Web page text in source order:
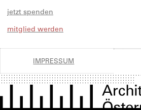
jetzt spenden
mitglied werden
IMPRESSUM